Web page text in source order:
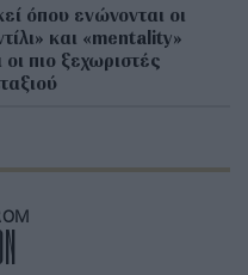
όπου ενώνονται οι
και «mentality»
οι πιο ξεχωριστές